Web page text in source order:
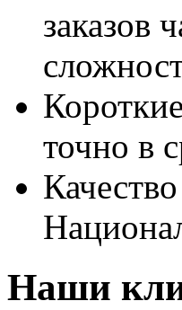
заказов
точно в
Наши